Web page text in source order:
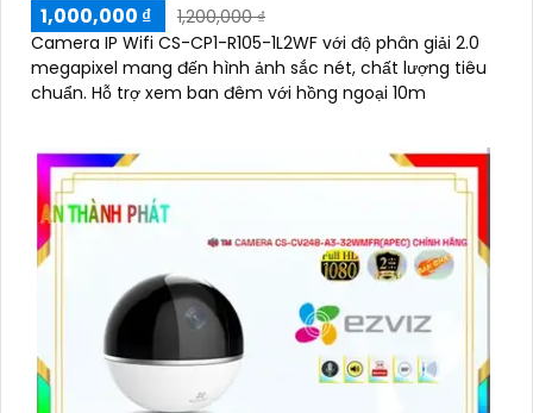
1,000,000 ₫
1,200,000 ₫
Camera IP Wifi CS-CP1-R105-1L2WF với độ phân giải 2.0
megapixel mang đến hình ảnh sắc nét, chất lượng tiêu
chuẩn. Hỗ trợ xem ban đêm với hồng ngoại 10m